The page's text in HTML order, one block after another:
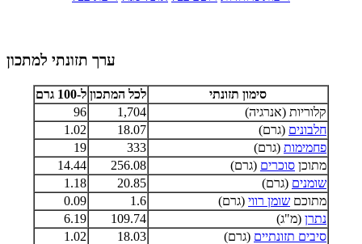
ערך תזונתי למתכון
סימון תזונתי לכל המתכון ל-100 גרם
קלוריות (אנרגיה)
1,704
96
חלבונים (גרם) 18.07
1.02
פחמימות (גרם) 333
19
מתוכן סוכרים (גרם) 256.08
14.44
שומנים (גרם) 20.85
1.18
מתוכם שומן רווי (גרם) 1.6
0.09
נתרן (מ"ג) 109.74
6.19
סיבים תזונתיים (גרם) 18.03
1.02